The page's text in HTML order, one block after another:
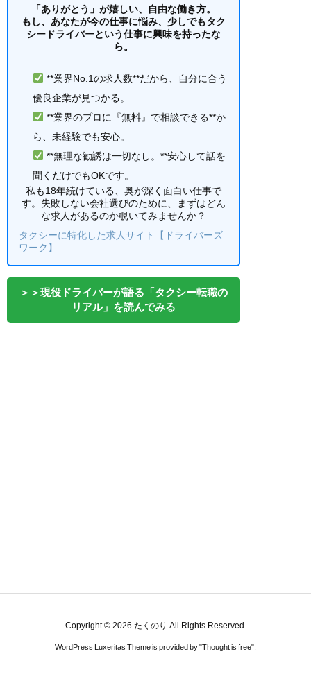
「ありがとう」が嬉しい、自由な働き方。
もし、あなたが今の仕事に悩み、少しでもタク
シードライバーという仕事に興味を持ったな
ら。
**業界No.1の求人数**だから、自分に合う
優良企業が見つかる。
**業界のプロに『無料』で相談できる**か
ら、未経験でも安心。
**無理な勧誘は一切なし。**安心して話を
聞くだけでもOKです。
私も18年続けている、奥が深く面白い仕事で
す。失敗しない会社選びのために、まずはどん
な求人があるのか覗いてみませんか？
タクシーに特化した求人サイト【ドライバーズ
ワーク】
＞＞現役ドライバーが語る「タクシー転職の
リアル」を読んでみる
Copyright © 2026 たくのり All Rights Reserved.
WordPress Luxeritas Theme is provided by "Thought is free".